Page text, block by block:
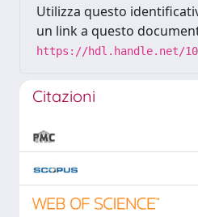
Utilizza questo
un link a questo
https://hdl.handle.net/
Citazioni